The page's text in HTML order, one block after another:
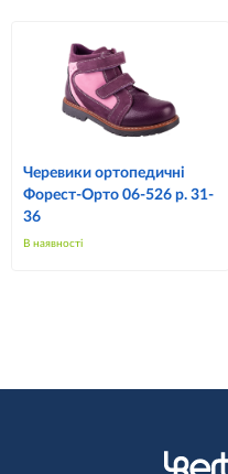
Черевики ортопедичні
Форест-Орто 06-526 р. 31-
36
В наявності